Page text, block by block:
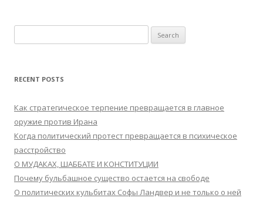
for:
RECENT POSTS
Как стратегическое терпение превращается в главное
оружие против Ирана
Когда политический протест превращается в психическое
расстройство
О МУДАКАХ, ШАББАТЕ И КОНСТИТУЦИИ
Почему бульбашное существо остается на свободе
О политических кульбитах Софы Ландвер и не только о ней